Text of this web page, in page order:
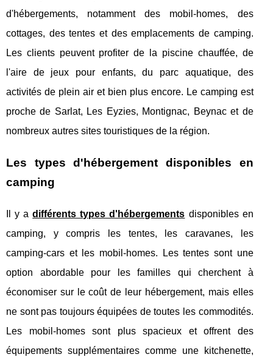
d'hébergements, notamment des mobil-homes, des
cottages, des tentes et des emplacements de camping.
Les clients peuvent profiter de la piscine chauffée, de
l'aire de jeux pour enfants, du parc aquatique, des
activités de plein air et bien plus encore. Le camping est
proche de Sarlat, Les Eyzies, Montignac, Beynac et de
nombreux autres sites touristiques de la région.
Les types d'hébergement disponibles en
camping
Il y adifférents types d'hébergements disponibles en
camping, y compris les tentes, les caravanes, les
camping-cars et les mobil-homes. Les tentes sont une
option abordable pour les familles qui cherchent à
économiser sur le coût de leur hébergement, mais elles
ne sont pas toujours équipées de toutes les commodités.
Les mobil-homes sont plus spacieux et offrent des
équipements supplémentaires comme une kitchenette,